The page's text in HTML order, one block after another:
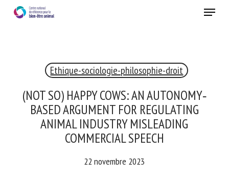
Menu
Ethique-sociologie-philosophie-droit
(NOT SO) HAPPY COWS: AN AUTONOMY‐
BASED ARGUMENT FOR REGULATING
ANIMAL INDUSTRY MISLEADING
COMMERCIAL SPEECH
22 novembre 2023
RECEVEZ CHAQUE MOIS GRATUITEMENT
ANIMAL